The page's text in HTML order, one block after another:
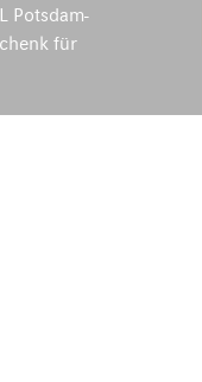
Potsdam-
für